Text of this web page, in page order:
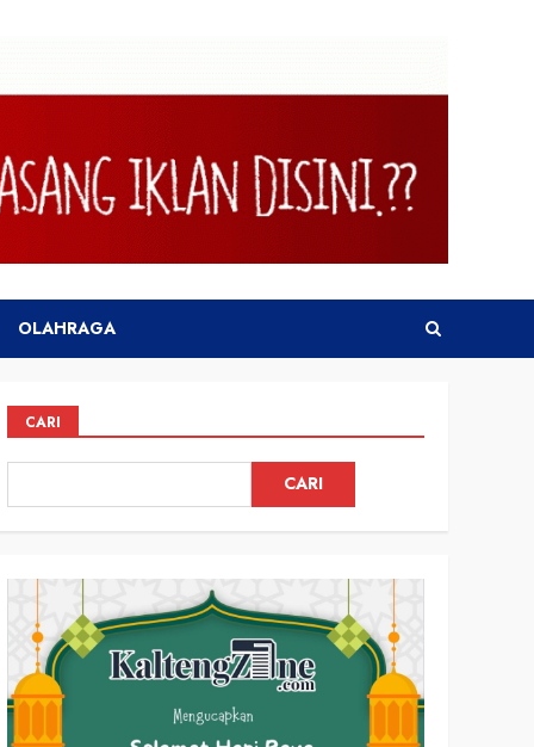
OLAHRAGA
CARI
CARI